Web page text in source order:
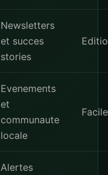
Newsletters
et succes
stories
Evenements
et
communaute
locale
Alertes